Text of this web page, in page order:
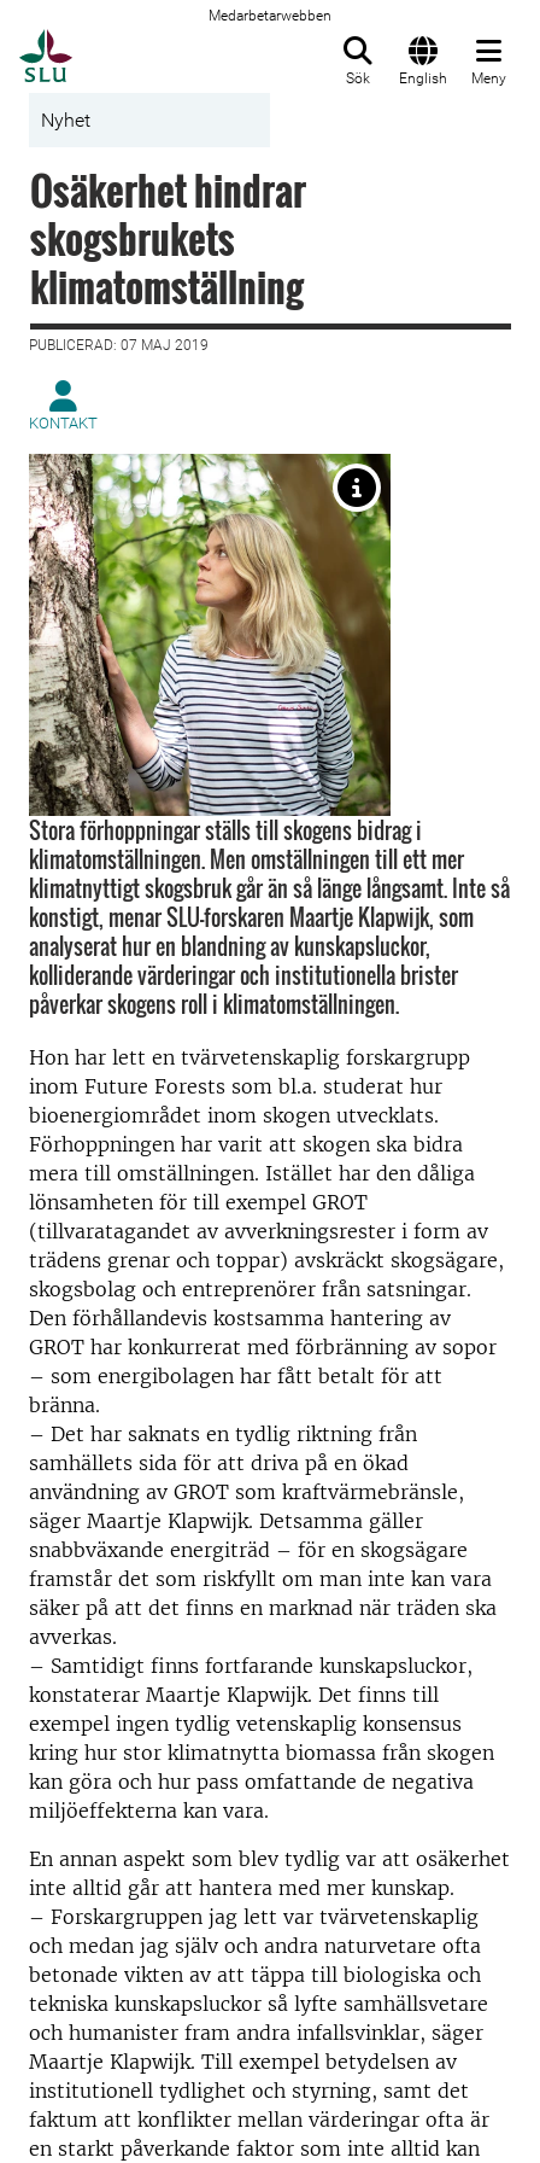
Medarbetarwebben
Sök English Meny
Nyhet
Osäkerhet hindrar
skogsbrukets
klimatomställning
PUBLICERAD: 07 MAJ 2019
KONTAKT
Stora förhoppningar ställs till skogens bidrag i
klimatomställningen. Men omställningen till ett mer
klimatnyttigt skogsbruk går än så länge långsamt. Inte så
konstigt, menar SLU-forskaren Maartje Klapwijk, som
analyserat hur en blandning av kunskapsluckor,
kolliderande värderingar och institutionella brister
påverkar skogens roll i klimatomställningen.
Hon har lett en tvärvetenskaplig forskargrupp
inom Future Forests som bl.a. studerat hur
bioenergiområdet inom skogen utvecklats.
Förhoppningen har varit att skogen ska bidra
mera till omställningen. Istället har den dåliga
lönsamheten för till exempel GROT
(tillvaratagandet av avverkningsrester i form av
trädens grenar och toppar) avskräckt skogsägare,
skogsbolag och entreprenörer från satsningar.
Den förhållandevis kostsamma hantering av
GROT har konkurrerat med förbränning av sopor
– som energibolagen har fått betalt för att
bränna.
– Det har saknats en tydlig riktning från
samhällets sida för att driva på en ökad
användning av GROT som kraftvärmebränsle,
säger Maartje Klapwijk. Detsamma gäller
snabbväxande energiträd – för en skogsägare
framstår det som riskfyllt om man inte kan vara
säker på att det finns en marknad när träden ska
avverkas.
– Samtidigt finns fortfarande kunskapsluckor,
konstaterar Maartje Klapwijk. Det finns till
exempel ingen tydlig vetenskaplig konsensus
kring hur stor klimatnytta biomassa från skogen
kan göra och hur pass omfattande de negativa
miljöeffekterna kan vara.
En annan aspekt som blev tydlig var att osäkerhet
inte alltid går att hantera med mer kunskap.
– Forskargruppen jag lett var tvärvetenskaplig
och medan jag själv och andra naturvetare ofta
betonade vikten av att täppa till biologiska och
tekniska kunskapsluckor så lyfte samhällsvetare
och humanister fram andra infallsvinklar, säger
Maartje Klapwijk. Till exempel betydelsen av
institutionell tydlighet och styrning, samt det
faktum att konflikter mellan värderingar ofta är
en starkt påverkande faktor som inte alltid kan